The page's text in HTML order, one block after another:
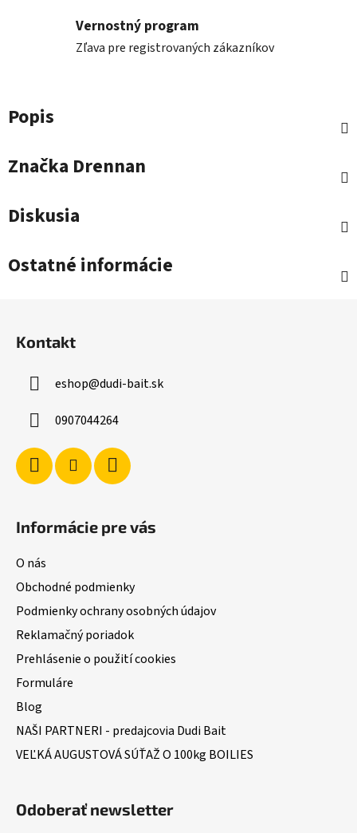
Vernostný program
Zľava pre registrovaných zákazníkov
Popis
Značka Drennan
Diskusia
Ostatné informácie
Kontakt
eshop@dudi-bait.sk
0907044264
Informácie pre vás
O nás
Obchodné podmienky
Podmienky ochrany osobných údajov
Reklamačný poriadok
Prehlásenie o použití cookies
Formuláre
Blog
NAŠI PARTNERI - predajcovia Dudi Bait
VEĽKÁ AUGUSTOVÁ SÚŤAŽ O 100kg BOILIES
Odoberať newsletter